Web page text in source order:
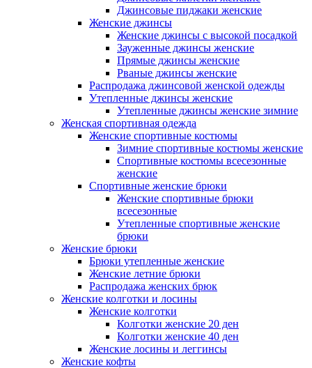
Джинсовые пиджаки женские
Женские джинсы
Женские джинсы с высокой посадкой
Зауженные джинсы женские
Прямые джинсы женские
Рваные джинсы женские
Распродажа джинсовой женской одежды
Утепленные джинсы женские
Утепленные джинсы женские зимние
Женская спортивная одежда
Женские спортивные костюмы
Зимние спортивные костюмы женские
Спортивные костюмы всесезонные
женские
Спортивные женские брюки
Женские спортивные брюки
всесезонные
Утепленные спортивные женские
брюки
Женские брюки
Брюки утепленные женские
Женские летние брюки
Распродажа женских брюк
Женские колготки и лосины
Женские колготки
Колготки женские 20 ден
Колготки женские 40 ден
Женские лосины и леггинсы
Женские кофты